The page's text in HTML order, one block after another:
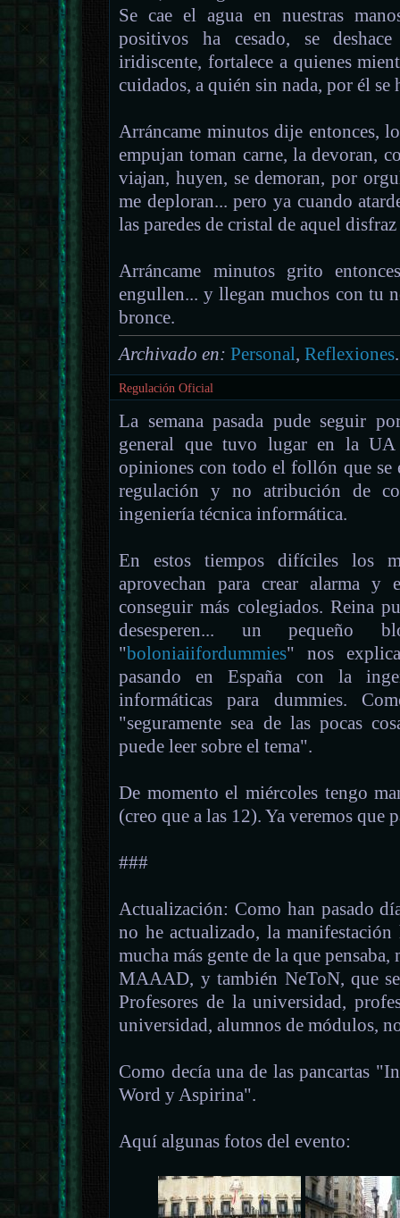
Se cae el agua en nuestras
positivos ha cesado, se
iridiscente, fortalece a quienes
cuidados, a quién sin nada, por él se
Arráncame minutos dije entonces,
empujan toman carne, la devoran,
viajan, huyen, se demoran, por
me deploran... pero ya cuando
las paredes de cristal de aquel
Arráncame minutos grito
engullen... y llegan muchos con tu
bronce.
Archivado en: Personal,Reflexiones.
Regulación Oficial
La semana pasada pude seguir
general que tuvo lugar en la
opiniones con todo el follón que se
regulación y no atribución de
ingeniería técnica informática.
En estos tiempos difíciles los
aprovechan para crear alarma y
conseguir más colegiados. Reina
desesperen... un pequeño
"boloniaiifordummies" nos
pasando en España con la
informáticas para dummies.
"seguramente sea de las pocas
puede leer sobre el tema".
De momento el miércoles tengo
(creo que a las 12). Ya veremos que
###
Actualización: Como han pasado
no he actualizado, la
mucha más gente de la que
MAAAD, y también NeToN, que
Profesores de la universidad,
universidad, alumnos de módulos,
Como decía una de las pancartas
Word y Aspirina".
Aquí algunas fotos del evento: